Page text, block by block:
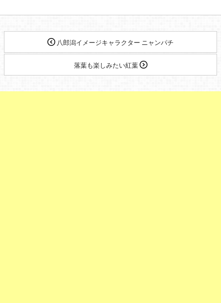
八郎潟イメージキャラクター ニャンパチ
落葉も楽しみたい紅葉